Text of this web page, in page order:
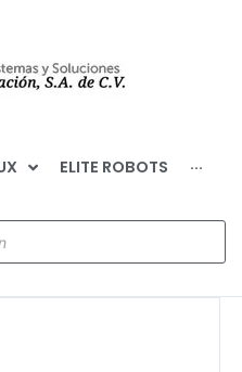
ELITE ROBOTS ···